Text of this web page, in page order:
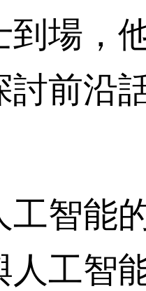
場，
前沿
智能
工智